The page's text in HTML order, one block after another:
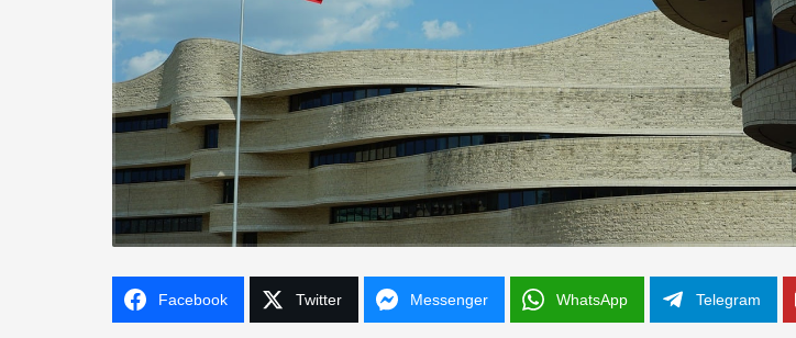
Facebook Twitter Messenger WhatsApp Telegram